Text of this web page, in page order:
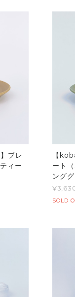
プレ
ィー
【
ート
ング
SOLD